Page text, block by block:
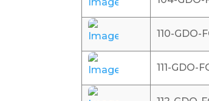
110-GDO-
111-GDO-